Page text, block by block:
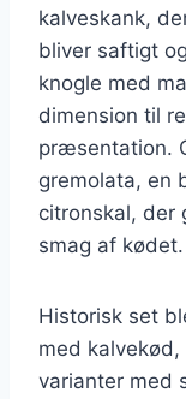
kalveskank,
bliver saftigt
knogle med
dimension til
præsentation.
gremolata, en
citronskal, der
smag af kødet.
Historisk set
med
varianter med